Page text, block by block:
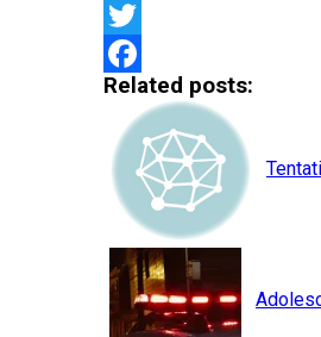
Email
Twitter
Facebook
Related posts: